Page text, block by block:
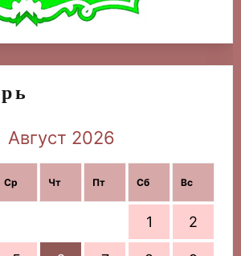
Август 2026
Ср Чт Пт Сб Вс
1 2